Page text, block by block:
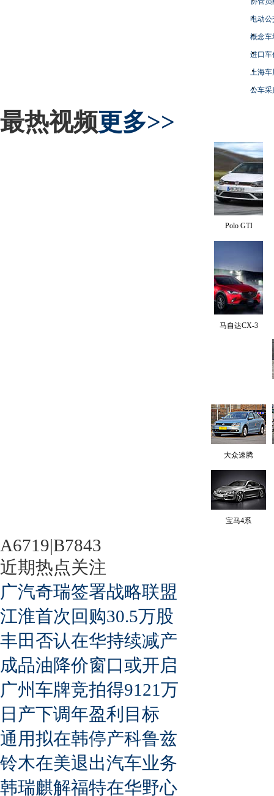
电动
概念车
进口车
上海
公车采
最热视频更多>>
Polo GTI
马自达CX-3
大众速腾
宝马4系
A6719|B7843
近期热点关注
广汽奇瑞签署战略联盟
江淮首次回购30.5万股
丰田否认在华持续减产
成品油降价窗口或开启
广州车牌竞拍得9121万
日产下调年盈利目标
通用拟在韩停产科鲁兹
铃木在美退出汽车业务
韩瑞麒解福特在华野心